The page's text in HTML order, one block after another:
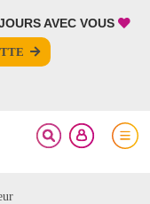
AVEC VOUS
FERMER
FERMER
été effectuée.